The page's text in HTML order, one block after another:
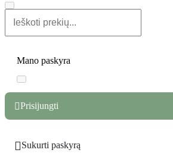
Mano paskyra
Prisijungti
Sukurti paskyrą